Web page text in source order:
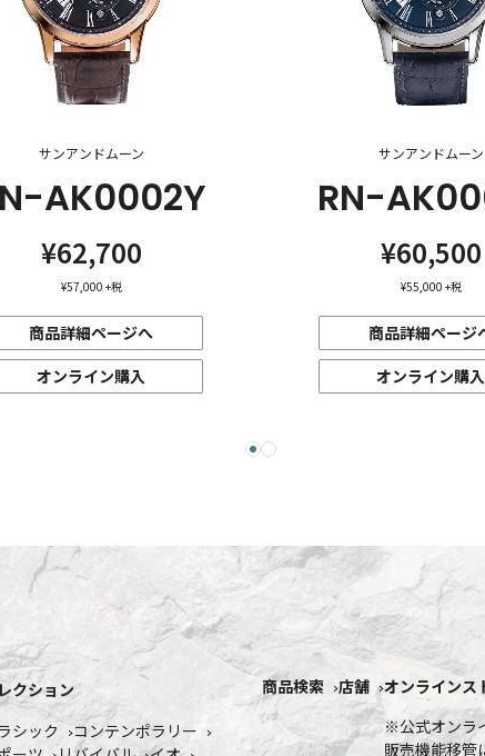
サンアンドムーン
AK0002Y
¥62,700
¥57,000 +税
商品詳細ページへ
オンライン購入
サンアンドムーン
RN-
¥60,500
¥55,000 +税
商品詳細ページ
オンライン購入
クション
シック
コンテンポラリー
商品検索 店舗
オンラインス
※公式オンラ
販売機能移管